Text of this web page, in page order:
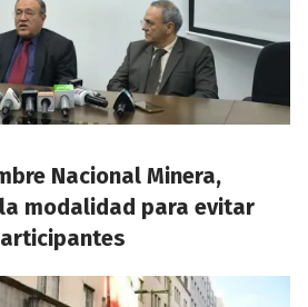
Nacional Minera,
modalidad para evitar